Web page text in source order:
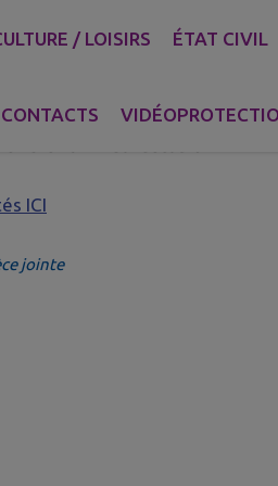
/ LOISIRS ÉTAT CIVIL
CONTACTS
POUR LES FÊTES
ICI
jointe